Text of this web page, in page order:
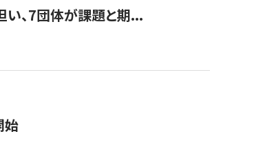
い、7団体が課題と期...
始